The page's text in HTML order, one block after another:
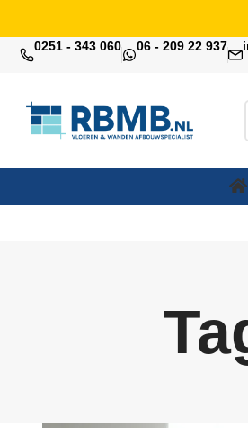
0251 - 343 060 06 - 209 22 937